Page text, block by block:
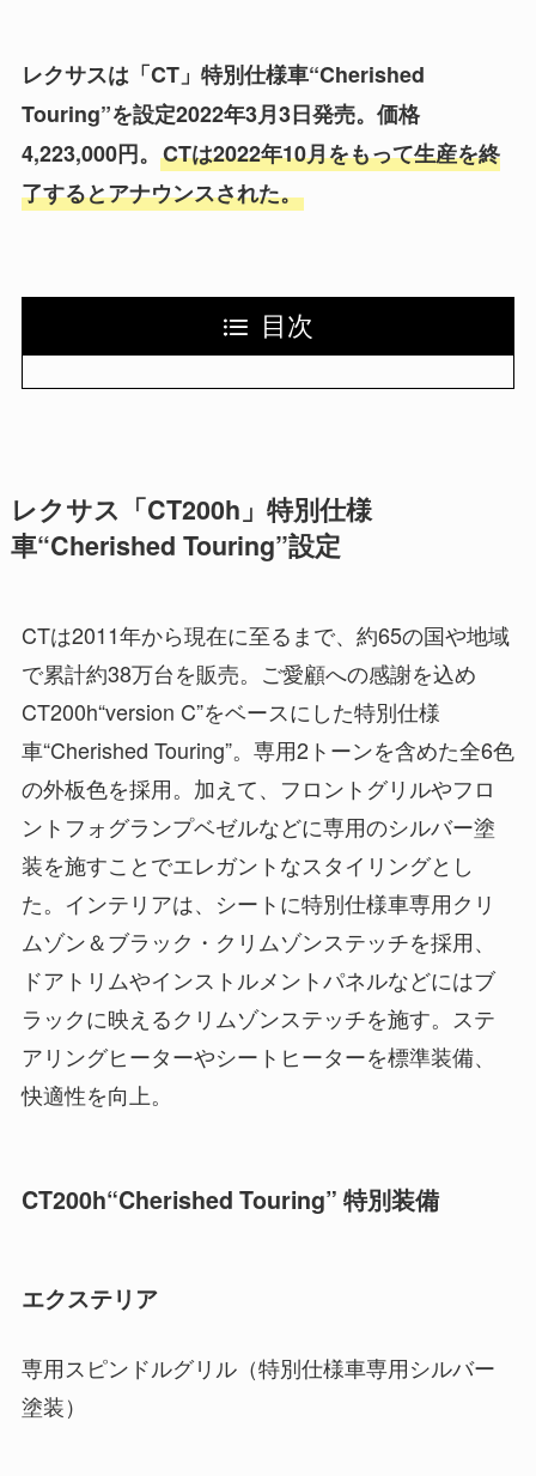
レクサスは「CT」特別仕様車“Cherished
Touring”を設定2022年3月3日発売。価格
4,223,000円。 CTは2022年10月をもって生産を終
了するとアナウンスされた。
目次
レクサス「CT200h」特別仕様
車“Cherished Touring”設定
CTは2011年から現在に至るまで、約65の国や地域
で累計約38万台を販売。ご愛顧への感謝を込め
CT200h“version C”をベースにした特別仕様
車“Cherished Touring”。専用2トーンを含めた全6色
の外板色を採用。加えて、フロントグリルやフロ
ントフォグランプベゼルなどに専用のシルバー塗
装を施すことでエレガントなスタイリングとし
た。インテリアは、シートに特別仕様車専用クリ
ムゾン＆ブラック・クリムゾンステッチを採用、
ドアトリムやインストルメントパネルなどにはブ
ラックに映えるクリムゾンステッチを施す。ステ
アリングヒーターやシートヒーターを標準装備、
快適性を向上。
CT200h“Cherished Touring” 特別装備
エクステリア
専用スピンドルグリル（特別仕様車専用シルバー
塗装）